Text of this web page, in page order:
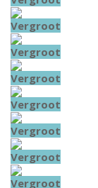
Vergroot
Vergroot
Vergroot
Vergroot
Vergroot
Vergroot
Vergroot